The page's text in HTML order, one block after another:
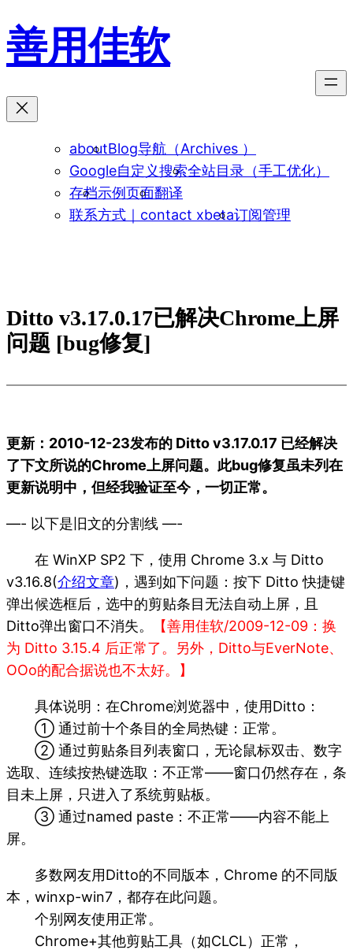
至
内
善用佳软
aboutBlog导航（Archives ）
Google自定义搜索全站目录（手工优化）
存档示例页面翻译
联系方式｜contact xbeta订阅管理
Ditto v3.17.0.17已解决Chrome上屏
问题 [bug修复]
更新：2010-12-23发布的 Ditto v3.17.0.17 已经解决
了下文所说的Chrome上屏问题。此bug修复虽未列在
更新说明中，但经我验证至今，一切正常。
—- 以下是旧文的分割线 —-
在 WinXP SP2 下，使用 Chrome 3.x 与 Ditto
v3.16.8(介绍文章)，遇到如下问题：按下 Ditto 快捷键
弹出候选框后，选中的剪贴条目无法自动上屏，且
Ditto弹出窗口不消失。
【善用佳软/2009-12-09：换
为 Ditto 3.15.4 后正常了。另外，Ditto与EverNote、
OOo的配合据说也不太好。】
具体说明：在Chrome浏览器中，使用Ditto：
① 通过前十个条目的全局热键：正常。
② 通过剪贴条目列表窗口，无论鼠标双击、数字
选取、连续按热键选取：不正常——窗口仍然存在，条
目未上屏，只进入了系统剪贴板。
③ 通过named paste：不正常——内容不能上
屏。
多数网友用Ditto的不同版本，Chrome 的不同版
本，winxp-win7，都存在此问题。
个别网友使用正常。
Chrome+其他剪贴工具（如CLCL）正常，